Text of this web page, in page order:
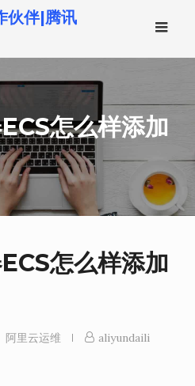
伙伴|腾讯
怎么样添加
怎么样添加
阿里云运维 aliyundaili